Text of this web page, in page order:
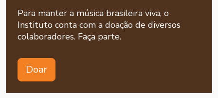
Para manter a música brasileira viva, o
Instituto conta com a doação de diversos
colaboradores. Faça parte.
Doar